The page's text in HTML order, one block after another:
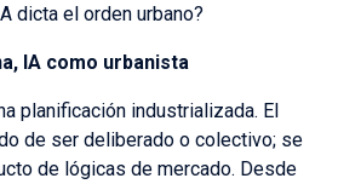
dicta el orden urbano?
IA como urbanista
planificación industrializada. El
de ser deliberado o colectivo; se
de lógicas de mercado. Desde